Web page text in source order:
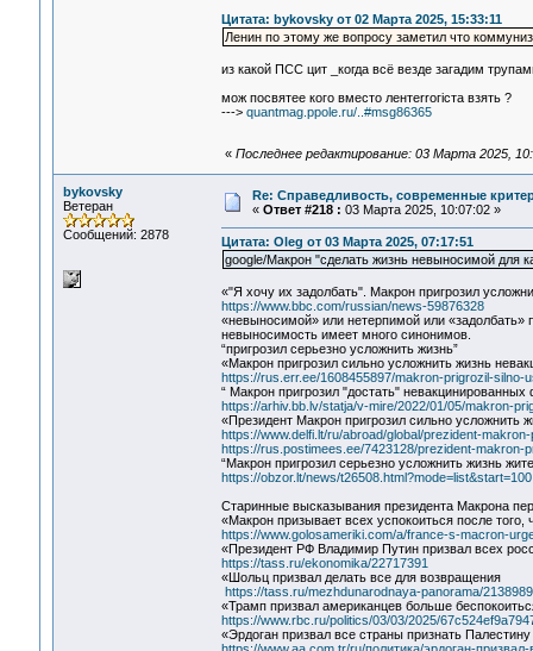
Цитата: bykovsky от 02 Марта 2025, 15:33:11
Ленин по этому же вопросу заметил что
из какой ПСС цит _когда всё везде загадим
мож посвятее кого вместо лентеrrогiста взять ?
---> quantmag.ppole.ru/..#msg86365
« Последнее редактирование: 03 Марта 2025,
bykovsky
Ветеран
Сообщений: 2878
Re: Справедливость, современные
« Ответ #218 : 03 Марта 2025, 10:07:02 »
Цитата: Oleg от 03 Марта 2025, 07:17:51
google/Макрон "сделать жизнь невыносимой для
«"Я хочу их задолбать". Макрон пригрозил
https://www.bbc.com/russian/news-59876328
«невыносимой» или нетерпимой или
невыносимость имеет много синонимов.
“пригрозил серьезно усложнить жизнь”
«Макрон пригрозил сильно усложнить жизнь
https://rus.err.ee/1608455897/makron-prigrozil-
“ Макрон пригрозил "достать" невакцинированных
https://arhiv.bb.lv/statja/v-mire/2022/01/05/makron-
«Президент Макрон пригрозил сильно
https://www.delfi.lt/ru/abroad/global/prezident-
https://rus.postimees.ee/7423128/prezident-
“Макрон пригрозил серьезно усложнить жизнь
https://obzor.lt/news/t26508.html?mode=list&start=100
Старинные высказывания президента Макрона
«Макрон призывает всех успокоиться после
https://www.golosameriki.com/a/france-s-macron-
«Президент РФ Владимир Путин призвал всех
https://tass.ru/ekonomika/22717391
«Шольц призвал делать все для возвращения
https://tass.ru/mezhdunarodnaya-panorama/
«Трамп призвал американцев больше
https://www.rbc.ru/politics/03/03/2025/
«Эрдоган призвал все страны признать Палестину